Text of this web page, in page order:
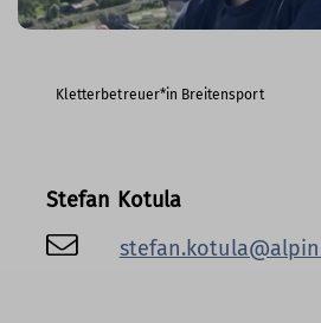
Kletterbetreuer*in Breitensport
Stefan Kotula